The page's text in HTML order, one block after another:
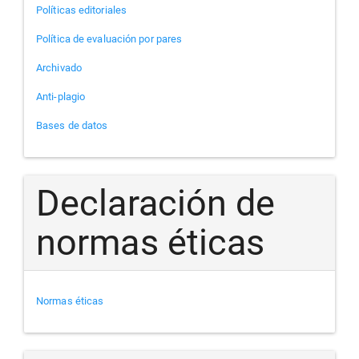
Políticas editoriales
Política de evaluación por pares
Archivado
Anti-plagio
Bases de datos
Declaración de
normas éticas
Normas éticas